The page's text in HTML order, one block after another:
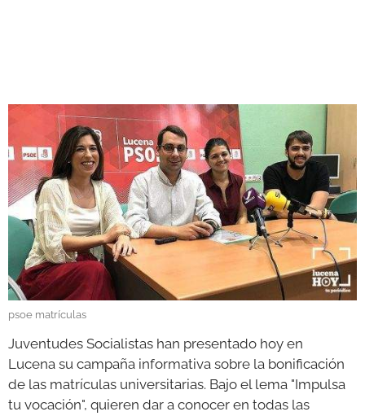
GALERÍAS
psoe matrículas
Juventudes Socialistas han presentado hoy en
Lucena su campaña informativa sobre la bonificación
de las matrículas universitarias. Bajo el lema "Impulsa
tu vocación", quieren dar a conocer en todas las